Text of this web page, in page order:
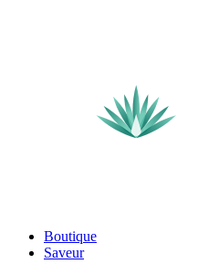
Boutique
Saveur